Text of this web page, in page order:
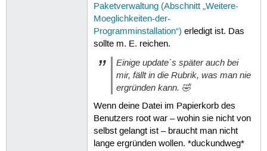
Paketverwaltung (Abschnitt „Weitere-
Moeglichkeiten-der-
Programminstallation“) erledigt ist. Das
sollte m. E. reichen.
Einige update´s später auch bei
mir, fällt in die Rubrik, was man nie
ergründen kann. 🤣
Wenn deine Datei im Papierkorb des
Benutzers root war – wohin sie nicht von
selbst gelangt ist – braucht man nicht
lange ergründen wollen. *duckundweg*